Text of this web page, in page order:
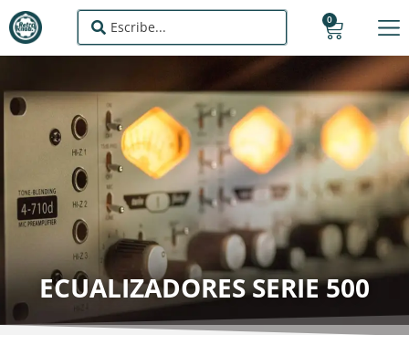
0
ECUALIZADORES SERIE 500